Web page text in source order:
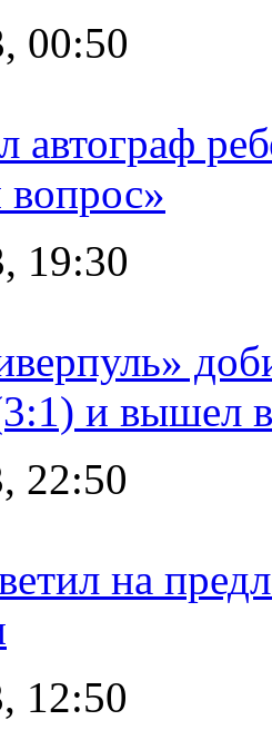
00:50
автограф
19:30
и вышел
22:50
на
12:50